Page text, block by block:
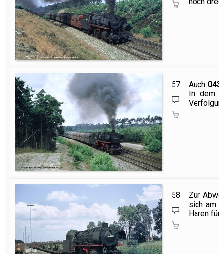
57 Auch
In dem
58
Zur
sich am
Haren